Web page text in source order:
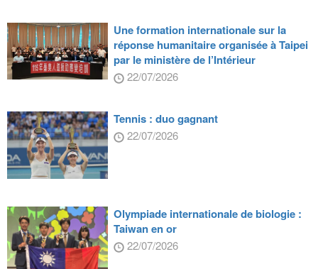
Une formation internationale sur la
réponse humanitaire organisée à Taipei
par le ministère de l’Intérieur
22/07/2026
Tennis : duo gagnant
22/07/2026
Olympiade internationale de biologie :
Taiwan en or
22/07/2026